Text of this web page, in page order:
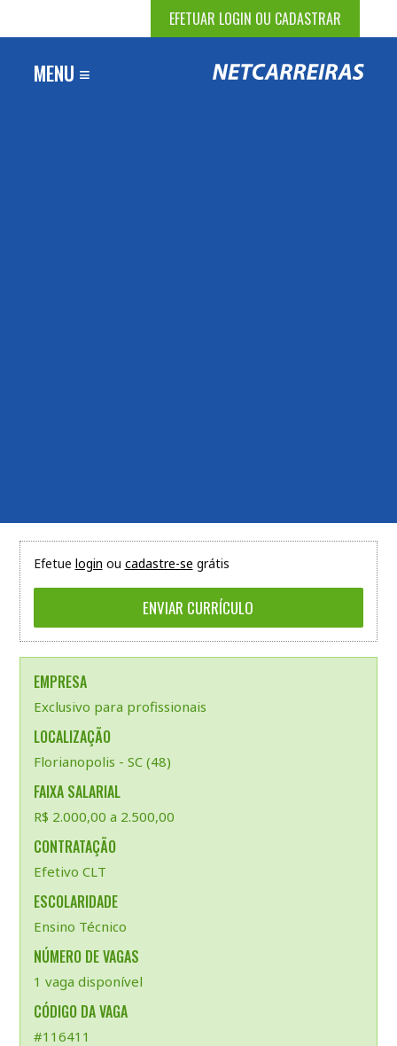
EFETUAR LOGIN OU CADASTRAR
MENU ≡
Efetue login ou cadastre-se grátis
EMPRESA
Exclusivo para profissionais
LOCALIZAÇÃO
Florianopolis - SC (48)
FAIXA SALARIAL
R$ 2.000,00 a 2.500,00
CONTRATAÇÃO
Efetivo CLT
ESCOLARIDADE
Ensino Técnico
NÚMERO DE VAGAS
1 vaga disponível
CÓDIGO DA VAGA
#116411